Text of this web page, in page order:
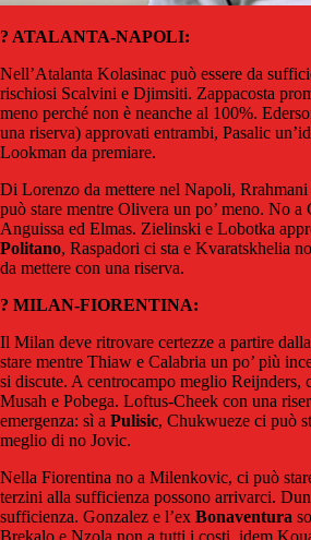
? ATALANTA-NAPOLI:
Nell’Atalanta Kolasinac può essere da
rischiosi Scalvini e Djimsiti. Zappacosta
meno perché non è neanche al 100%.
una riserva) approvati entrambi, Pasalic
Lookman da premiare.
Di Lorenzo da mettere nel Napoli,
può stare mentre Olivera un po’ meno. No a
Anguissa ed Elmas. Zielinski e Lobotka
Politano, Raspadori ci sta e Kvaratskhelia
da mettere con una riserva.
? MILAN-FIORENTINA:
Il Milan deve ritrovare certezze a partire
stare mentre Thiaw e Calabria un po’ più
si discute. A centrocampo meglio Reijnders,
Musah e Pobega. Loftus-Cheek con una
emergenza: sì a Pulisic, Chukwueze ci può
meglio di no Jovic.
Nella Fiorentina no a Milenkovic, ci può
terzini alla sufficienza possono arrivarci.
sufficienza. Gonzalez e l’ex Bonaventura
Brekalo e Nzola non a tutti i costi, idem